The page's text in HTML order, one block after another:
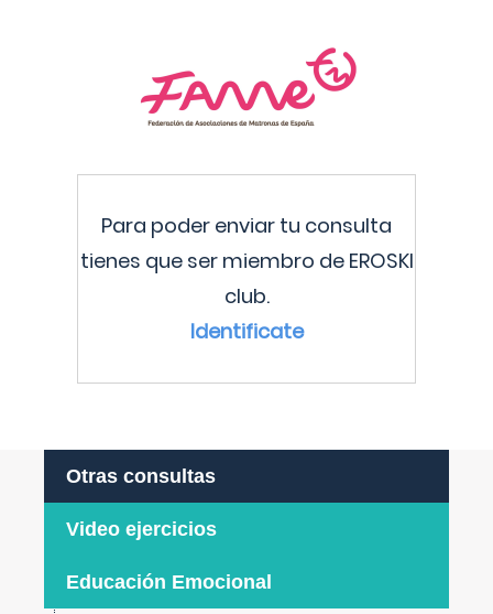
Para poder enviar tu consulta
tienes que ser miembro de EROSKI
club.
Identificate
Otras consultas
Video ejercicios
Educación Emocional